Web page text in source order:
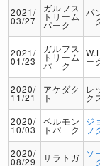
2021/
03/27
ガルフス
トリーム
パーク
パ
ー
2021/
01/23
ガルフス
トリーム
パーク ー
2020/
11/21
アケダク
ト
レ
ク
2020/
10/03
ベルモン
トパーク
ジ
フ
2020/
08/29 サラトガ ソ
ー